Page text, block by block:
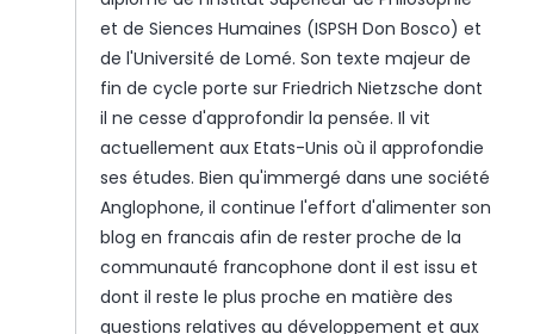
et de Siences Humaines (ISPSH Don Bosco) et
de l'Université de Lomé. Son texte majeur de
fin de cycle porte sur Friedrich Nietzsche dont
il ne cesse d'approfondir la pensée. Il vit
actuellement aux Etats-Unis où il approfondie
ses études. Bien qu'immergé dans une société
Anglophone, il continue l'effort d'alimenter son
blog en francais afin de rester proche de la
communauté francophone dont il est issu et
dont il reste le plus proche en matière des
questions relatives au développement et aux